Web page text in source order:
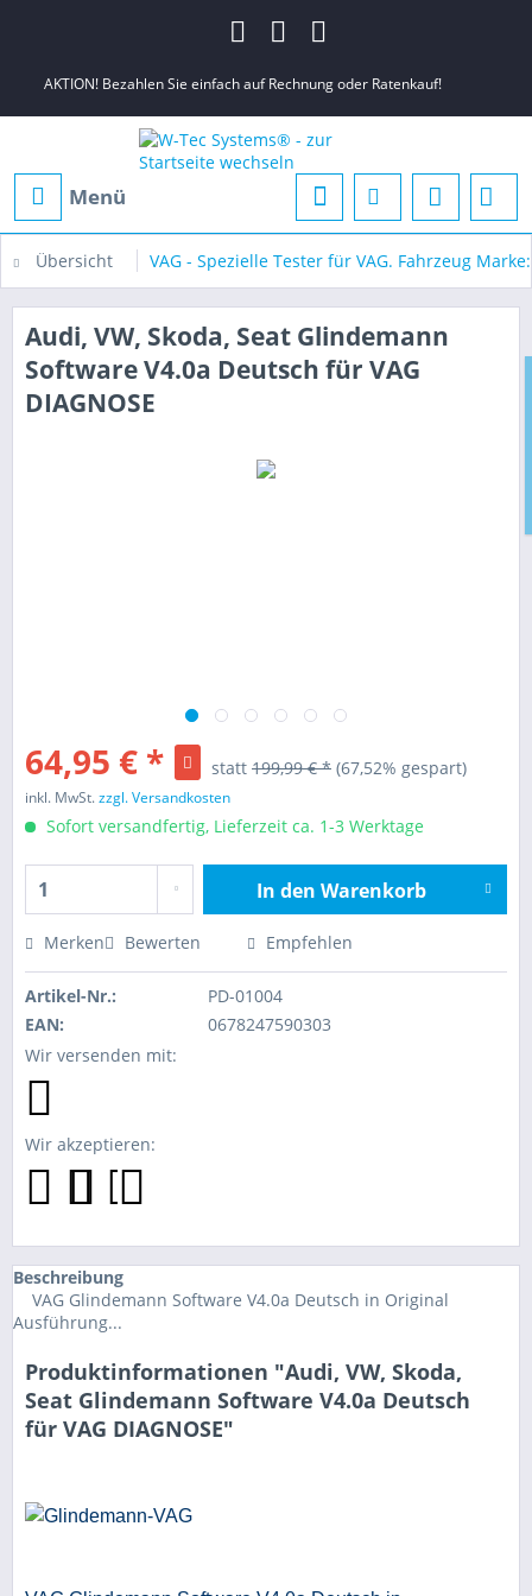
AKTION! Bezahlen Sie einfach auf Rechnung oder Ratenkauf!
Menü
Übersicht VAG - Spezielle Tester für VAG. Fahrzeug
Audi, VW, Skoda, Seat Glindemann
Software V4.0a Deutsch für VAG
DIAGNOSE
64,95 € * statt 199,99 € * (67,52% gespart)
inkl. MwSt.zzgl. Versandkosten
Sofort versandfertig, Lieferzeit ca. 1-3 Werktage
In den Warenkorb
Hinzugefügt
Merken Bewerten Empfehlen
Artikel-Nr.:
PD-01004
EAN:
0678247590303
Wir versenden mit:
Wir akzeptieren:
Beschreibung
VAG Glindemann Software V4.0a Deutsch in Original
Ausführung...
Produktinformationen "Audi, VW, Skoda,
Seat Glindemann Software V4.0a Deutsch
für VAG DIAGNOSE"